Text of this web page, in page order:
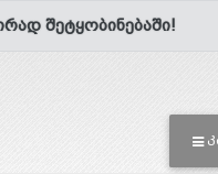
შეტყობინებაში!